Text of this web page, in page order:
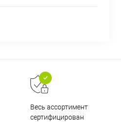
Весь ассортимент
сертифицирован